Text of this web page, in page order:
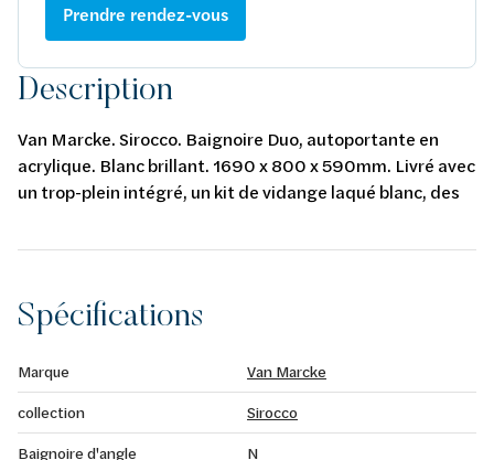
Prendre rendez-vous
Description
Van Marcke. Sirocco. Baignoire Duo, autoportante en
acrylique. Blanc brillant. 1690 x 800 x 590mm. Livré avec
un trop-plein intégré, un kit de vidange laqué blanc, des
angle de 45° et une extension en polypropylène
57kg.
Spécifications
Marque
Van Marcke
collection
Sirocco
Baignoire d'angle
N